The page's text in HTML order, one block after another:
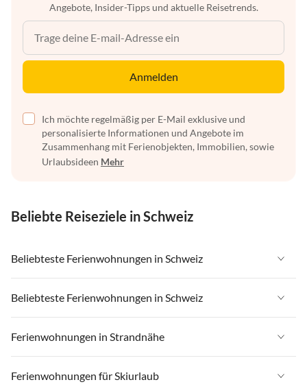
Angebote, Insider-Tipps und aktuelle Reisetrends.
Anmelden
Ich möchte regelmäßig per E-Mail exklusive und
personalisierte Informationen und Angebote im
Zusammenhang mit Ferienobjekten, Immobilien, sowie
Urlaubsideen Mehr
Beliebte Reiseziele in Schweiz
Beliebteste Ferienwohnungen in Schweiz
Ferienwohnungen in Schweiz
Ferienwohnungen in Wallis
Ferienwohnungen in Saas-Fee / Saastal
Beliebteste Ferienwohnungen in Schweiz
Ferienwohnungen in Schweiz
Ferienwohnungen in Wallis
Ferienwohnungen in Saas-Fee / Saastal
Ferienwohnungen in Strandnähe
Ferienwohnungen in Strandnähe in Schweiz
Ferienwohnungen für Skiurlaub